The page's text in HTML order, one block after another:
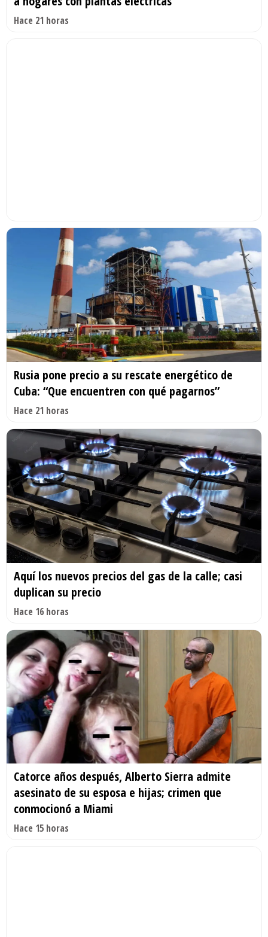
Hace 21 horas
Rusia pone precio a su rescate energético de
Cuba: “Que encuentren con qué pagarnos”
Hace 21 horas
Aquí los nuevos precios del gas de la calle; casi
duplican su precio
Hace 16 horas
Catorce años después, Alberto Sierra admite
asesinato de su esposa e hijas; crimen que
conmocionó a Miami
Hace 15 horas